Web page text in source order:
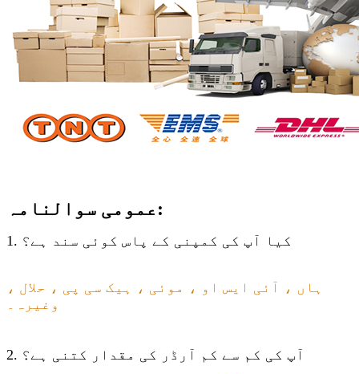
عمومی سوالنامہ:
1. کیا آپ کی کمپنی کے پاس کوئی سند ہے؟
ہاں ، آئی ایس او ، موئی ، ہیک سی پی ، حلال ،
وغیرہ۔
2. آپ کی کم سے کم آرڈر کی مقدار کتنی ہے؟